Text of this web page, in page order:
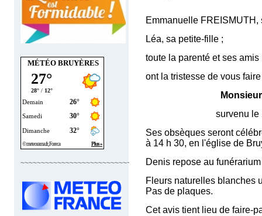
MÉTÉO BRUYÈRES
~~~~~~~~~~~~~~~~~~~~~~~~~~~~
Emmanuelle FREISMUTH,
Léa, sa petite-fille ;
toute la parenté et ses amis
ont la tristesse de vous
survenu le 21 mai
Ses obsèques seront
à 14 h 30, en l'église de
Denis repose au
Fleurs naturelles blanches
Pas de plaques.
Cet avis tient lieu de faire-